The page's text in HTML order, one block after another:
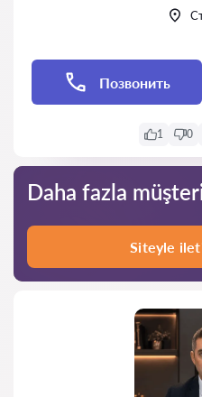
Позвонить
1 0
Daha fazla
Siteyle